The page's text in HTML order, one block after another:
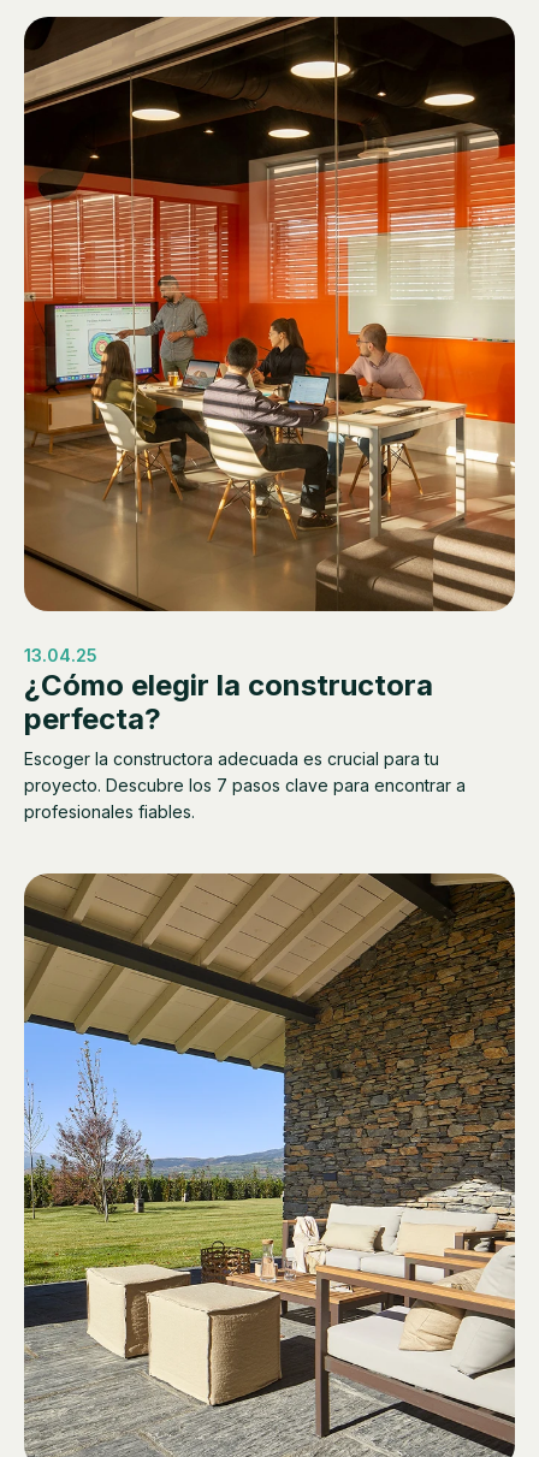
13.04.25
¿Cómo elegir la constructora
perfecta?
Escoger la constructora adecuada es crucial para tu
proyecto. Descubre los 7 pasos clave para encontrar a
profesionales fiables.